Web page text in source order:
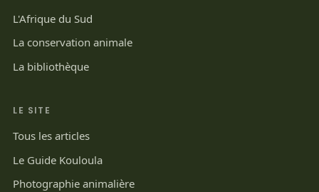
L'Afrique du Sud
La conservation animale
La bibliothèque
LE SITE
Tous les articles
Le Guide Kouloula
Photographie animalière